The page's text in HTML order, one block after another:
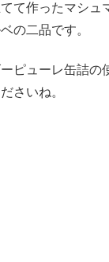
て作ったマシュ
の二品です。
ピューレ缶詰の
さいね。